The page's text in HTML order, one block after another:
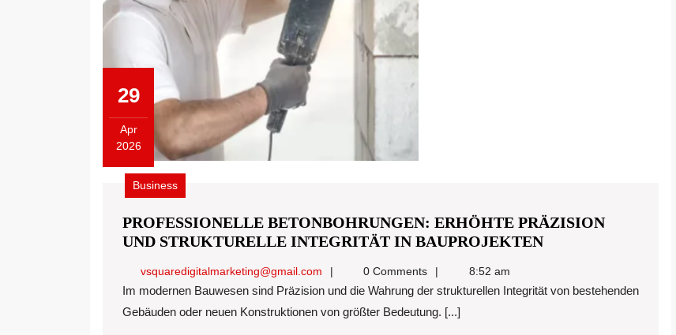
29
Apr
2026
Business
PROFESSIONELLE BETONBOHRUNGEN: ERHÖHTE PRÄZISION
UND STRUKTURELLE INTEGRITÄT IN BAUPROJEKTENPROFESSIONELLE
PRÄZISION
vsquaredigitalmarketing@gmail.comvsquaredigitalmarketing@gmail.com
0 Comments 8:52 am
Im modernen Bauwesen sind Präzision und die Wahrung der strukturellen Integrität von bestehenden
Gebäuden oder neuen Konstruktionen von größter Bedeutung. [...]